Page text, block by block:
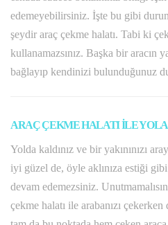
edemeyebilirsiniz. İşte bu gibi
şeydir araç çekme halatı. Tabi ki
kullanamazsınız. Başka bir aracın
bağlayıp kendinizi bulunduğunuz
ARAÇ ÇEKME HALATI İLE
Yolda kaldınız ve bir yakınınızı
iyi güzel de, öyle aklınıza estiği gibi
devam edemezsiniz.
çekme halatı ile arabanızı